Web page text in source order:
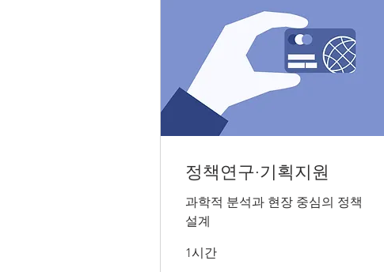
정책연구·기획지원
과학적 분석과 현장 중심의 정책
설계
1시간